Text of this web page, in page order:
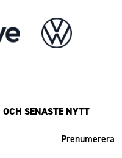
SENASTE NYTT